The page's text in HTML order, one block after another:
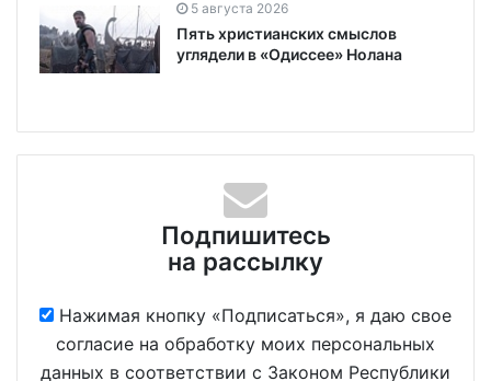
5 августа 2026
Пять христианских смыслов
углядели в «Одиссее» Нолана
Подпишитесь
на рассылку
Нажимая кнопку «Подписаться», я даю свое
согласие на обработку моих персональных
данных в соответствии с Законом Республики